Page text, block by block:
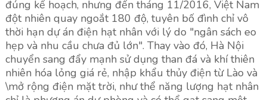
đúng kế hoạch, nhưng đến tháng 11/2016, Việt Nam
đột nhiên quay ngoắt 180 độ, tuyên bố đình chỉ vô
thời hạn dự án điện hạt nhân với lý do "ngân sách eo
hẹp và nhu cầu chưa đủ lớn". Thay vào đó, Hà Nội
chuyển sang đẩy mạnh sử dụng than đá và khí thiên
nhiên hóa lỏng giá rẻ, nhập khẩu thủy điện từ Lào và
\mở rộng điện mặt trời, như thể năng lượng hạt nhân